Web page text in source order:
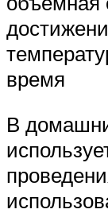
время
В